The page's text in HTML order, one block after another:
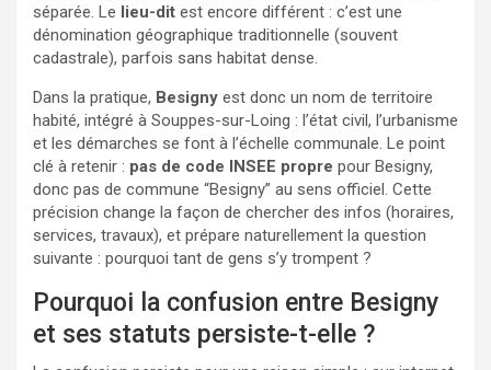
séparée. Le lieu-dit est encore différent : c’est une
dénomination géographique traditionnelle (souvent
cadastrale), parfois sans habitat dense.
Dans la pratique, Besigny est donc un nom de territoire
habité, intégré à Souppes-sur-Loing : l’état civil, l’urbanisme
et les démarches se font à l’échelle communale. Le point
clé à retenir : pas de code INSEE propre pour Besigny,
donc pas de commune “Besigny” au sens officiel. Cette
précision change la façon de chercher des infos (horaires,
services, travaux), et prépare naturellement la question
suivante : pourquoi tant de gens s’y trompent ?
Pourquoi la confusion entre Besigny
et ses statuts persiste-t-elle ?